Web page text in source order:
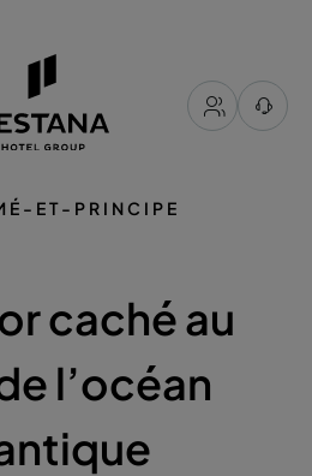
ET-PRINCIPE
caché au
l’océan